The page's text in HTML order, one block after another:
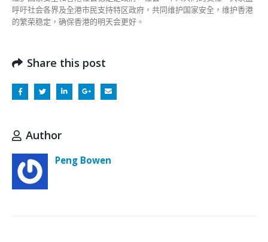
呼吁社会各界及全港市民支持特区政府，共同维护国家安全，维护香港
的繁荣稳定，确保香港的明天会更好。
Share this post
Author
Peng Bowen